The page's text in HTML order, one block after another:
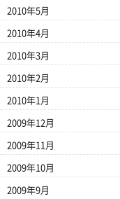
2010年5月
2010年4月
2010年3月
2010年2月
2010年1月
2009年12月
2009年11月
2009年10月
2009年9月